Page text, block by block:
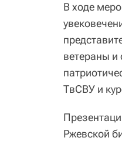
В ходе
ветераны и
ТвСВУ и
Ржевской